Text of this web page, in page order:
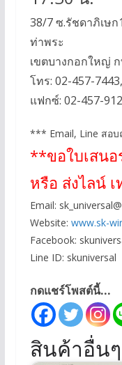
38/7 ซ.รัชดาภิเษ
ท่าพระ
เขตบางกอกใหญ่
โทร: 02-457-
แฟกซ์: 02-457-
*** Email, Line สอ
**ขอใบเสนอ
หรือ ส่งไลน์
Email:
Website: www.sk-
Facebook:
Line ID: skuniversal
กดแชร์โพสต์นี้...
สินค้าอื่น